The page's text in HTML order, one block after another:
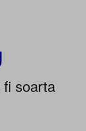
fi soarta